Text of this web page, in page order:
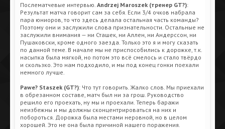
Послематчевые интервью. Andrzej Maroszek (тренер GT?):
Результат матча говорит сам за себя. Если 3/4 очков набрала
пара юниоров, то что здесь делала остальная часть команды?
Поэтому они и заслужили слова признательности. Остальные не
заслужили внимания — ни Сташек, ни Аллен, ни Андерссон, ни
Пушаковски, кроме одного заезда. Только это я и могу сказать
по данной теме. В начале мы не приспособились к дорожке, т.к.
насыпка была мягкой, но потом это всё смелось и стало твёрдо
и скользко. Это нам подходило, и мы под конец гонки поехали
немного лучше.
Pawe? Staszek (GT?): Что тут говорить. Жалко слов. Мы приехали
в обрезанном составе, матч был ни за грош. Руководство
решило его проехать, ну мы и проехали. Теперь баражи
неизбежны и мы должны сконцентрироваться на них и
побороться. Дорожка была местами неровной, но в целом
хорошей. Это не она была причиной нашего поражения.